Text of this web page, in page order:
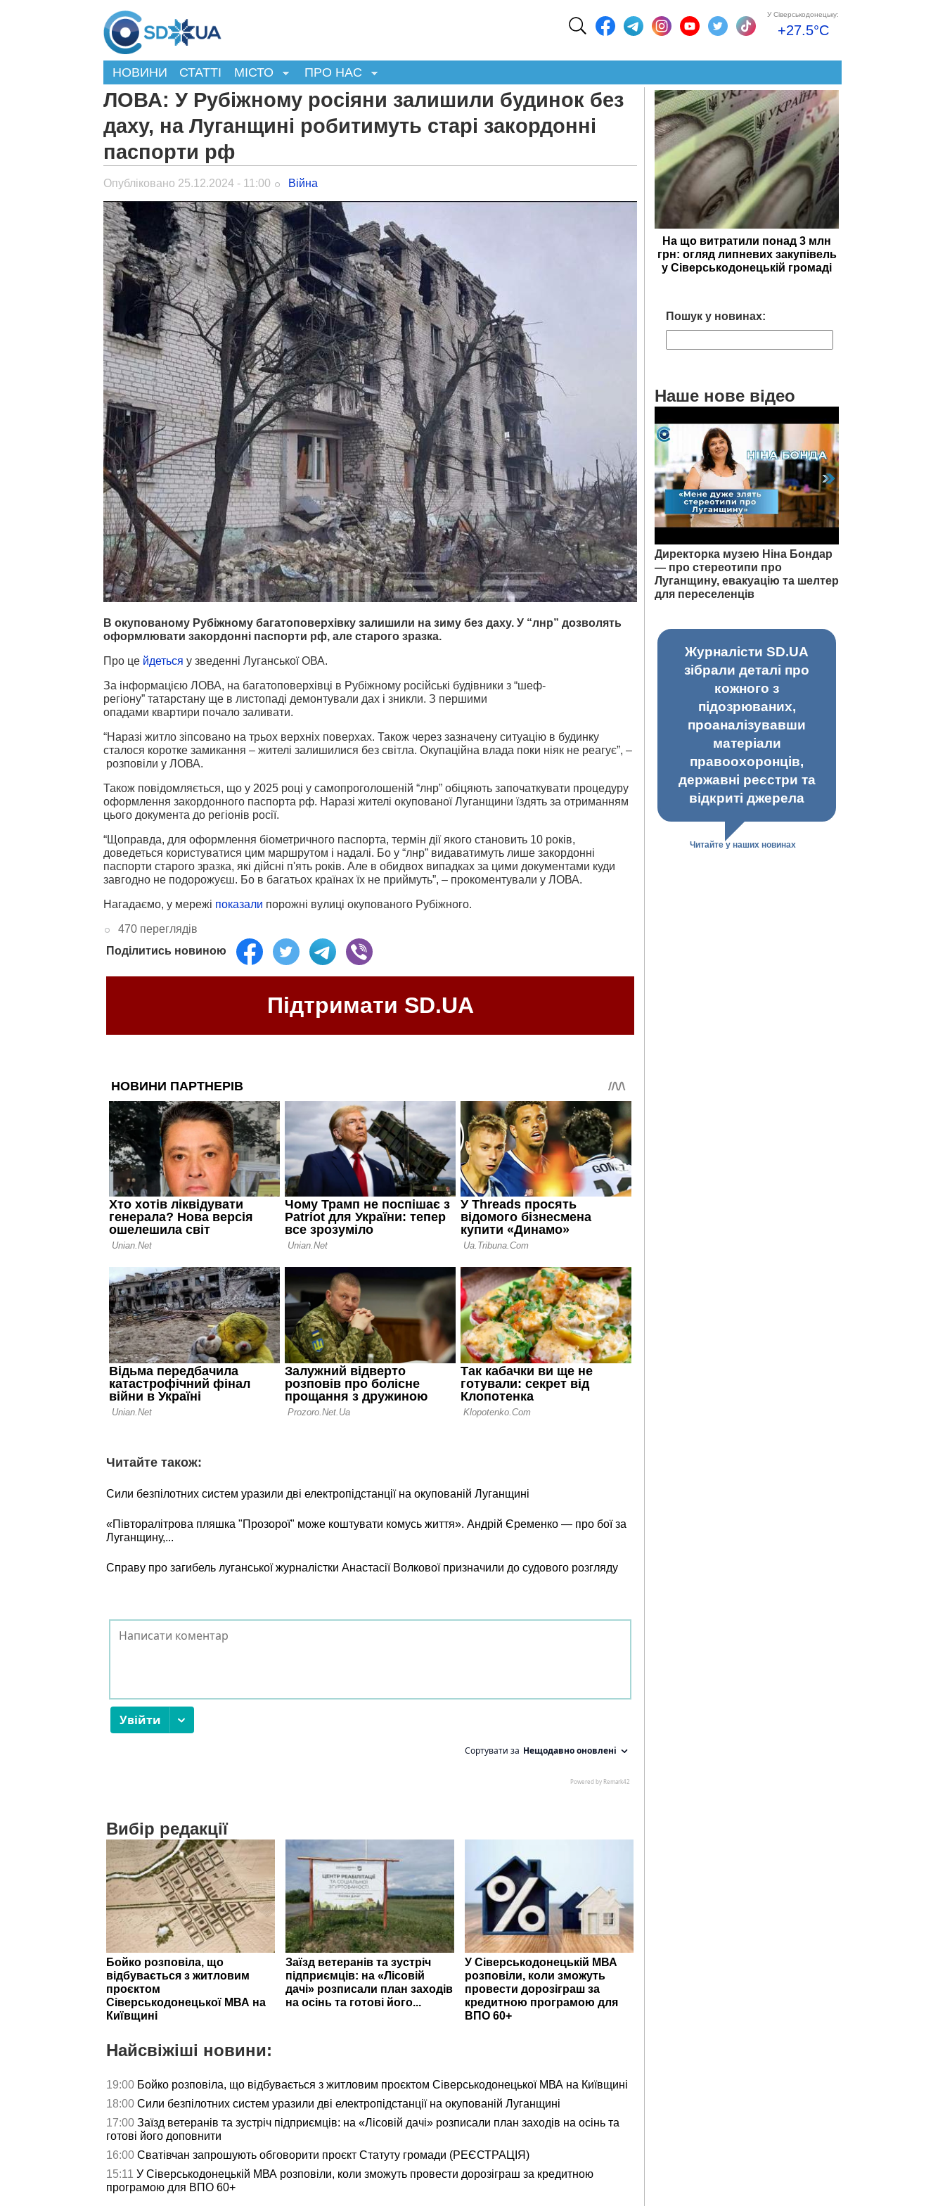
У Сіверськодонецьку:
+27.5°C
НОВИНИ СТАТТІ МІСТО ПРО НАС
ЛОВА: У Рубіжному росіяни залишили будинок без
даху, на Луганщині робитимуть старі закордонні
паспорти рф
Опубліковано 25.12.2024 - 11:00 Війна
В окупованому Рубіжному багатоповерхівку залишили на зиму без даху. У “лнр” дозволять
оформлювати закордонні паспорти рф, але старого зразка.
Про це йдеться у зведенні Луганської ОВА.
За інформацією ЛОВА, на багатоповерхівці в Рубіжному російські будівники з “шеф-
регіону” татарстану ще в листопаді демонтували дах і зникли. З першими
опадами квартири почало заливати.
“Наразі житло зіпсовано на трьох верхніх поверхах. Також через зазначену ситуацію в будинку
сталося коротке замикання – жителі залишилися без світла. Окупаційна влада поки ніяк не реагує”, –
розповіли у ЛОВА.
Також повідомляється, що у 2025 році у самопроголошеній “лнр” обіцяють започаткувати процедуру
оформлення закордонного паспорта рф. Наразі жителі окупованої Луганщини їздять за отриманням
цього документа до регіонів росії.
“Щоправда, для оформлення біометричного паспорта, термін дії якого становить 10 років,
доведеться користуватися цим маршрутом і надалі. Бо у “лнр” видаватимуть лише закордонні
паспорти старого зразка, які дійсні п'ять років. Але в обидвох випадках за цими документами куди
завгодно не подорожуєш. Бо в багатьох країнах їх не приймуть”, – прокоментували у ЛОВА.
Нагадаємо, у мережі показали порожні вулиці окупованого Рубіжного.
470 переглядів
Поділитись новиною
Підтримати SD.UA
Читайте також:
Сили безпілотних систем уразили дві електропідстанції на окупованій Луганщині
«Півторалітрова пляшка "Прозорої" може коштувати комусь життя». Андрій Єременко — про бої за
Луганщину,...
Справу про загибель луганської журналістки Анастасії Волкової призначили до судового розгляду
Вибір редакції
Бойко розповіла, що
відбувається з житловим
проєктом
Сіверськодонецької МВА на
Київщині
Заїзд ветеранів та зустріч
підприємців: на «Лісовій
дачі» розписали план заходів
на осінь та готові його...
У Сіверськодонецькій МВА
розповіли, коли зможуть
провести дорозіграш за
кредитною програмою для
ВПО 60+
Найсвіжіші новини:
19:00 Бойко розповіла, що відбувається з житловим проєктом Сіверськодонецької МВА на Київщині
18:00 Сили безпілотних систем уразили дві електропідстанції на окупованій Луганщині
17:00 Заїзд ветеранів та зустріч підприємців: на «Лісовій дачі» розписали план заходів на осінь та
готові його доповнити
16:00 Сватівчан запрошують обговорити проєкт Статуту громади (РЕЄСТРАЦІЯ)
15:11 У Сіверськодонецькій МВА розповіли, коли зможуть провести дорозіграш за кредитною
програмою для ВПО 60+
На що витратили понад 3 млн
грн: огляд липневих закупівель
у Сіверськодонецькій громаді
Пошук у новинах:
Наше нове відео
Директорка музею Ніна Бондар
— про стереотипи про
Луганщину, евакуацію та шелтер
для переселенців
Журналісти SD.UA
зібрали деталі про
кожного з
підозрюваних,
проаналізувавши
матеріали
правоохоронців,
державні реєстри та
відкриті джерела
Читайте у наших новинах